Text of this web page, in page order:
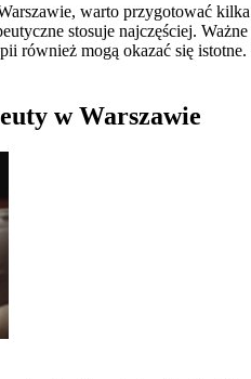
warto przygotować
stosuje najczęściej.
również mogą okazać się
w Warszawie